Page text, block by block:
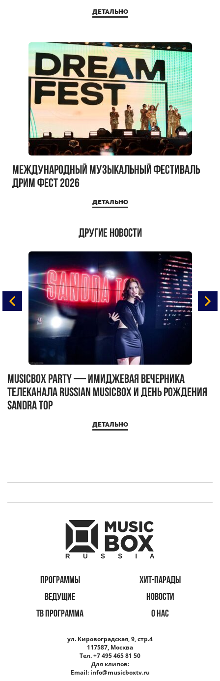
ДЕТАЛЬНО
Международный музыкальный фестиваль
ДРИМ ФЕСТ 2026
ДЕТАЛЬНО
Другие новости
MUSICBOX PARTY — имиджевая вечерника
телеканала RUSSIAN MUSICBOX и день рождения
Sandra Top
ДЕТАЛЬНО
ПРОГРАММЫ
ХИТ-ПАРАДЫ
ВЕДУЩИЕ
НОВОСТИ
ТВ ПРОГРАММА
О НАС
ул. Кировоградская, 9, стр.4
117587, Москва
Тел. +7 495 465 81 50
Для клипов:
Email: info@musicboxtv.ru